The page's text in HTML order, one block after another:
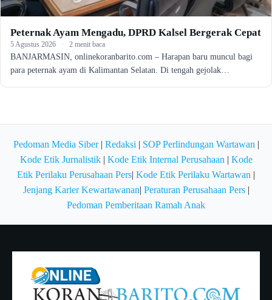
Peternak Ayam Mengadu, DPRD Kalsel Bergerak Cepat
5 Agustus 2026 · 2 menit baca
BANJARMASIN, onlinekoranbarito.com – Harapan baru muncul bagi
para peternak ayam di Kalimantan Selatan. Di tengah gejolak…
Pedoman Media Siber| Redaksi | SOP Perlindungan Wartawan |
Kode Etik Jurnalistik| Kode Etik Internal Perusahaan | Kode
Etik Perilaku Perusahaan Pers| Kode Etik Perilaku Wartawan |
Jenjang Karier Kewartawanan| Peraturan Perusahaan Pers|
Pedoman Pemberitaan Ramah Anak